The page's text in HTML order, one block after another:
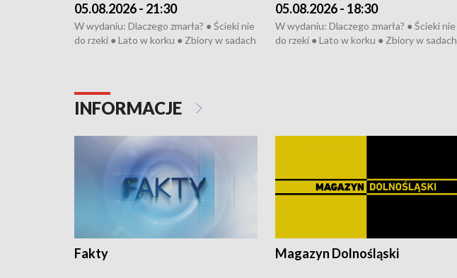
05.08.2026 - 21:30
W wydaniu: Dlaczego zmarła? ● Ścieki nie
do rzeki ● Lato w korku ● Zbiory w sadach
05.08.2026 - 18:30
W wydaniu: Dlaczego zmarła? ● Ścieki nie
do rzeki ● Lato w korku ● Zbiory w sadach
INFORMACJE
Fakty Magazyn Dolnośląski